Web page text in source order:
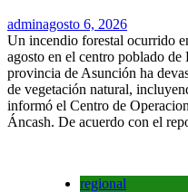
adminagosto 6, 2026
Un incendio forestal ocurrido
agosto en el centro poblado
provincia de Asunción ha
de vegetación natural,
informó el Centro de
Áncash. De acuerdo con el
regional